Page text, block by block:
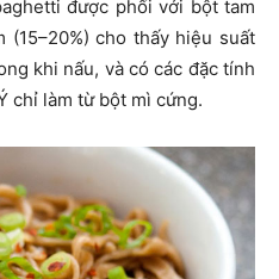
được phối với bột tam
(15–20%) cho thấy hiệu suất
khi nấu, và có các đặc tính
chỉ làm từ bột mì cứng.